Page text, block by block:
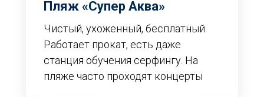
Пляж «Супер Аква»
Чистый, ухоженный, бесплатный.
Работает прокат, есть даже
станция обучения серфингу. На
пляже часто проходят концерты